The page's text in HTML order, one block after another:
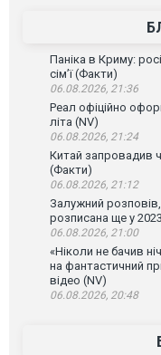
Паніка в Криму:
сім’ї (Факти)
06.08.2026, 21:36
Реал офіційно
літа (NV)
06.08.2026, 21:24
Китай запровадив
(Факти)
06.08.2026, 21:12
Залужний
розписана ще у
06.08.2026, 21:00
«Ніколи не бачив
на фантастичний
відео (NV)
06.08.2026, 20:48